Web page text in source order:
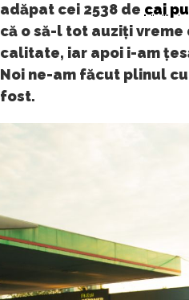
adăpat cei 2538 de cai
că o să-l tot auziți vreme
calitate, iar apoi i-am
Noi ne-am făcut plinul
fost.